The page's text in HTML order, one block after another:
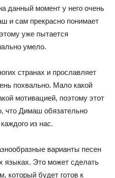
данный момент у него очень
и сам прекрасно понимает
уже пытается
умело.
странах и прославляет
похвально. Мало какой
мотивацией, поэтому этот
что Димаш обязательно
из нас.
варианты песен
языках. Это может сделать
который будет готов к